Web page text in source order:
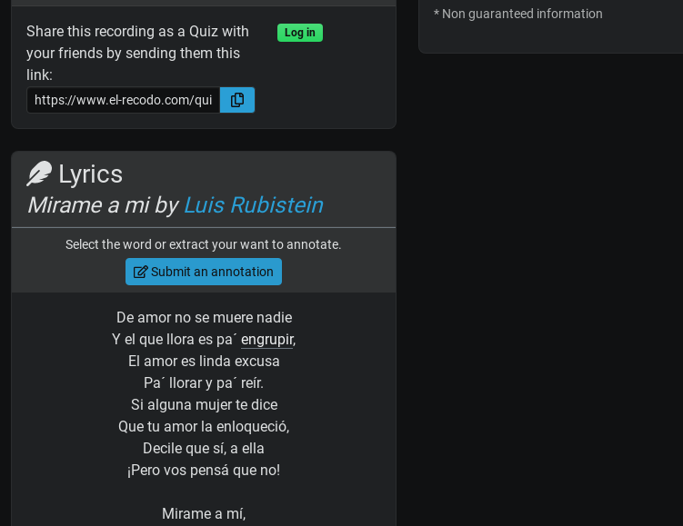
Share this recording as a Quiz with
your friends by sending them this
link:
Log in
Lyrics
Mirame a mi byLuis Rubistein
Select the word or extract your want to annotate.
Submit an annotation
De amor no se muere nadie
Y el que llora es pa´ engrupir,
El amor es linda excusa
Pa´ llorar y pa´ reír.
Si alguna mujer te dice
Que tu amor la enloqueció,
Decile que sí, a ella
¡Pero vos pensá que no!
Mirame a mí,
* Non guaranteed information